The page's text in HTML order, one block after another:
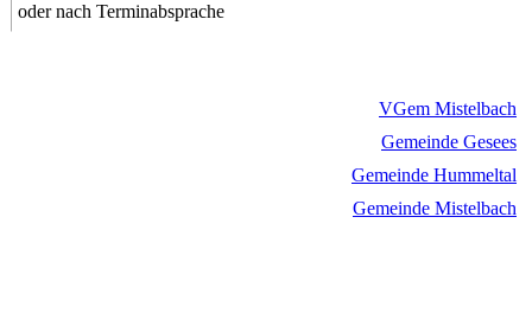
oder nach Terminabsprache
VGem Mistelbach
Gemeinde Gesees
Gemeinde Hummeltal
Gemeinde Mistelbach